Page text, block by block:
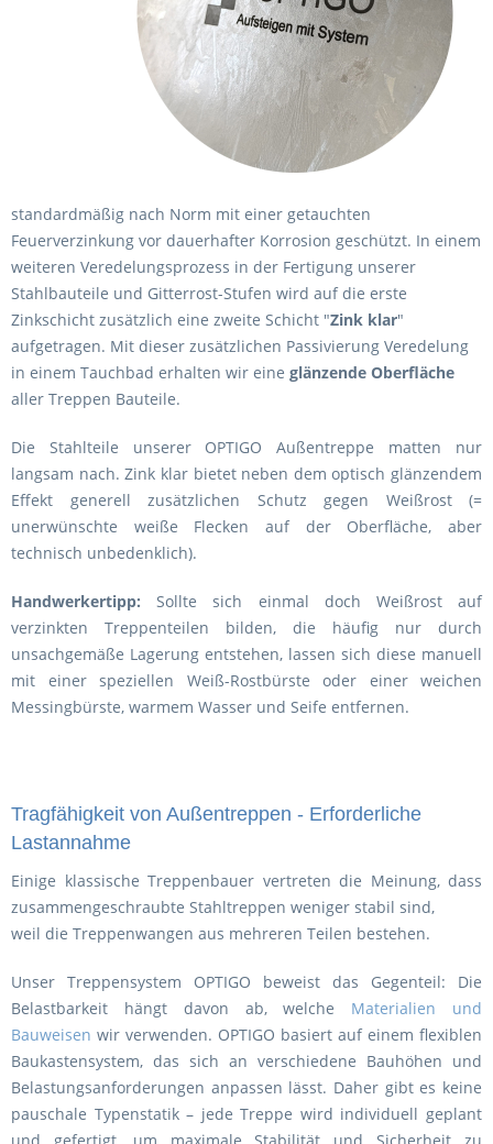
standardmäßig nach Norm mit einer getauchten
Feuerverzinkung vor dauerhafter Korrosion geschützt. In einem
weiteren Veredelungsprozess in der Fertigung unserer
Stahlbauteile und Gitterrost-Stufen wird auf die erste
Zinkschicht zusätzlich eine zweite Schicht "Zink klar"
aufgetragen. Mit dieser zusätzlichen Passivierung Veredelung
in einem Tauchbad erhalten wir eine glänzende Oberfläche
aller Treppen Bauteile.
Die Stahlteile unserer OPTIGO Außentreppe matten nur
langsam nach. Zink klar bietet neben dem optisch glänzendem
Effekt generell zusätzlichen Schutz gegen Weißrost (=
unerwünschte weiße Flecken auf der Oberfläche, aber
technisch unbedenklich).
Handwerkertipp: Sollte sich einmal doch Weißrost auf
verzinkten Treppenteilen bilden, die häufig nur durch
unsachgemäße Lagerung entstehen, lassen sich diese manuell
mit einer speziellen Weiß-Rostbürste oder einer weichen
Messingbürste, warmem Wasser und Seife entfernen.
Tragfähigkeit von Außentreppen - Erforderliche
Lastannahme
Einige klassische Treppenbauer vertreten die Meinung, dass
zusammengeschraubte Stahltreppen weniger stabil sind,
weil die Treppenwangen aus mehreren Teilen bestehen.
Unser Treppensystem OPTIGO beweist das Gegenteil: Die
Belastbarkeit hängt davon ab, welche Materialien und
Bauweisen wir verwenden. OPTIGO basiert auf einem flexiblen
Baukastensystem, das sich an verschiedene Bauhöhen und
Belastungsanforderungen anpassen lässt. Daher gibt es keine
pauschale Typenstatik – jede Treppe wird individuell geplant